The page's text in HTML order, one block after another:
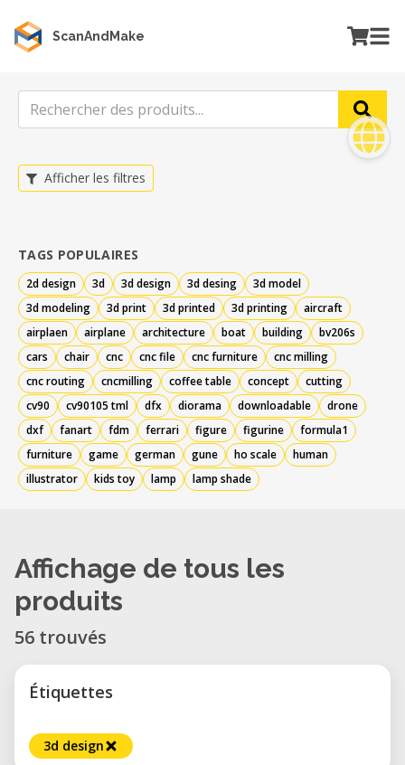
ScanAndMake
Afficher les filtres
TAGS POPULAIRES
2d design 3d 3d design 3d desing
3d model
3d modeling
3d print 3d printed 3d printing
aircraft
airplaen
airplane architecture boat building
bv206s
cars
chair cnc cnc file cnc furniture
cnc milling
cnc routing
cncmilling coffee table concept
cutting
cv90
cv90105 tml dfx diorama downloadable
drone
dxf
fanart fdm ferrari figure figurine
formula1
furniture
game german gune ho scale
human
illustrator
kids toy lamp lamp shade
Affichage de tous les
produits
56 trouvés
Étiquettes
3d design